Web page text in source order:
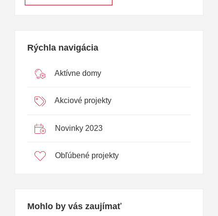
Rýchla navigácia
Aktívne domy
Akciové projekty
Novinky 2023
Obľúbené projekty
Mohlo by vás zaujímať